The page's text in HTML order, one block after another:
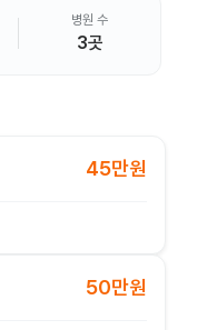
병원 수
3곳
45만원
50만원